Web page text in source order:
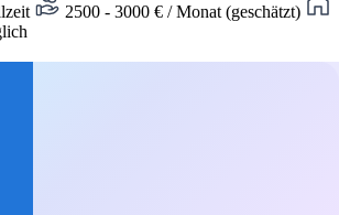
2500 - 3000 € / Monat (geschätzt)